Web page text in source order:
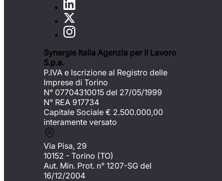
Synergie Italia Agenzia per il Lavoro
S.p.a.
P.IVA e Iscrizione al Registro delle
Imprese di Torino
N° 07704310015 del 27/05/1999
N° REA 917734
Capitale Sociale € 2.500.000,00
interamente versato
Via Pisa, 29
10152 - Torino (TO)
Aut. Min. Prot. n° 1207-SG del
16/12/2004